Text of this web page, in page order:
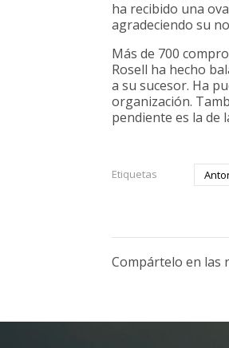
ha recibido una
agradeciendo su
Más de 700
Rosell ha hecho
a su sucesor. Ha
organización.
pendiente es la de
Etiquetas
Compártelo en las